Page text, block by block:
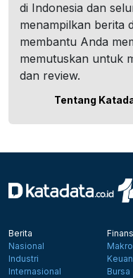
di Indonesia dan
menampilkan berita
membantu Anda
memutuskan untuk
dan review.
Tentang
Berita
Nasional
Industri
Internasional
Makro
Bursa